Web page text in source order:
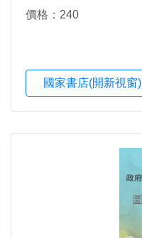
價格：240
國家書店(開新視窗)